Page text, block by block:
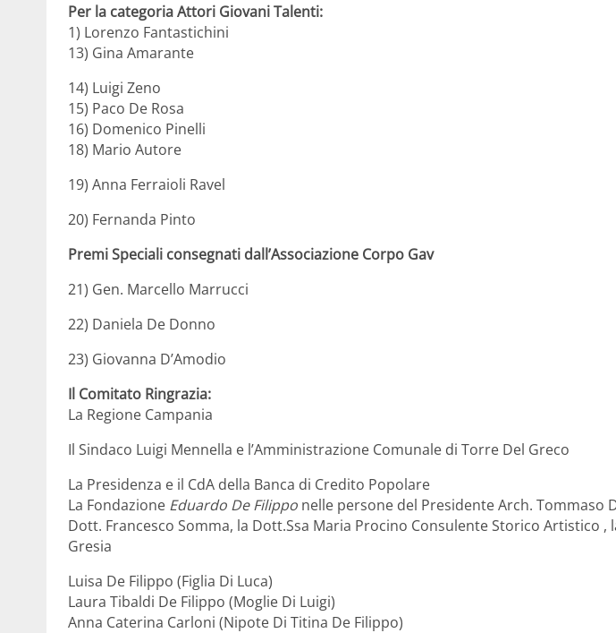
Per la categoria Attori Giovani Talenti:
1) Lorenzo Fantastichini
13) Gina Amarante
14) Luigi Zeno
15) Paco De Rosa
16) Domenico Pinelli
18) Mario Autore
19) Anna Ferraioli Ravel
20) Fernanda Pinto
Premi Speciali consegnati dall’Associazione Corpo Gav
21) Gen. Marcello Marrucci
22) Daniela De Donno
23) Giovanna D’Amodio
Il Comitato Ringrazia:
La Regione Campania
Il Sindaco Luigi Mennella e l’Amministrazione Comunale di Torre Del Greco
La Presidenza e il CdA della Banca di Credito Popolare
La Fondazione Eduardo De Filippo nelle persone del Presidente Arch. Tommaso
Dott. Francesco Somma, la Dott.Ssa Maria Procino Consulente Storico Artistico ,
Gresia
Luisa De Filippo (Figlia Di Luca)
Laura Tibaldi De Filippo (Moglie Di Luigi)
Anna Caterina Carloni (Nipote Di Titina De Filippo)